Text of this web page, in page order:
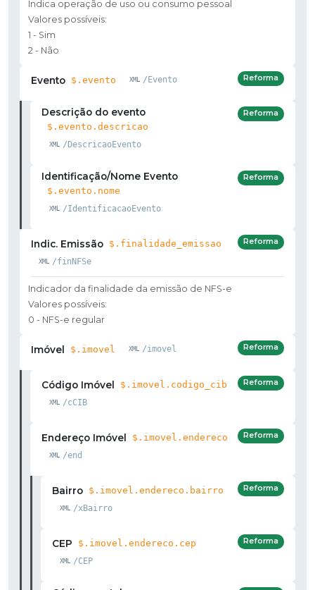
Indica operação de uso ou consumo pessoal
Valores possíveis:
1 - Sim
2 - Não
Evento $.evento /Evento Reforma
Descrição do evento
$.evento.descricao
/DescricaoEvento
Reforma
Identificação/Nome Evento
$.evento.nome
/IdentificacaoEvento
Reforma
Indic. Emissão $.finalidade_emissao
/finNFSe
Reforma
Indicador da finalidade da emissão de NFS-e
Valores possíveis:
0 - NFS-e regular
Imóvel $.imovel /imovel Reforma
Código Imóvel $.imovel.codigo_cib
/cCIB
Reforma
Endereço Imóvel $.imovel.endereco
/end
Reforma
Bairro $.imovel.endereco.bairro
/xBairro
Reforma
CEP $.imovel.endereco.cep
/CEP
Reforma